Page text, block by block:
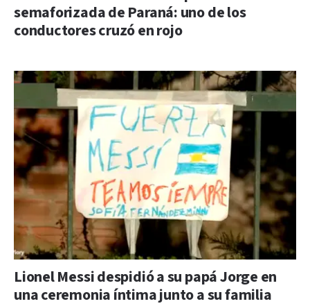
semaforizada de Paraná: uno de los
conductores cruzó en rojo
Lionel Messi despidió a su papá Jorge en
una ceremonia íntima junto a su familia